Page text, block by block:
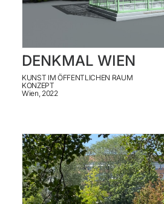
INSTAGRAM
NEWSLETTER
KONTAKT
ENGLISH
DENKMAL WIEN
KUNST IM ÖFFENTLICHEN RAUM
KONZEPT
Wien, 2022